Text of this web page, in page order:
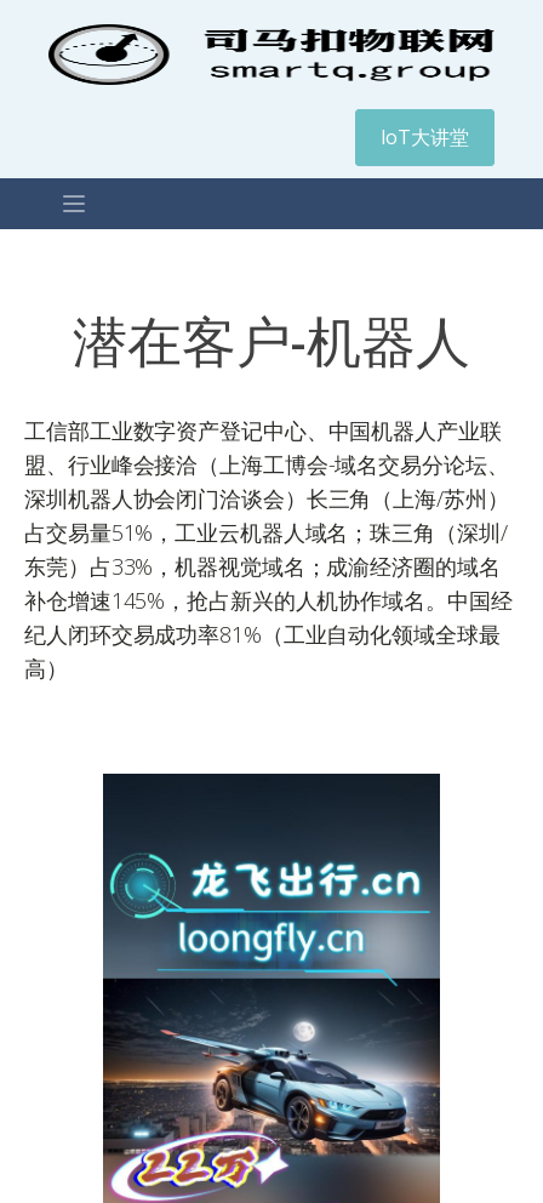
IoT大讲堂
潜在客户-机器人
工信部工业数字资产登记中心、中国机器人产业联
盟、行业峰会接洽（上海工博会-域名交易分论坛、
深圳机器人协会闭门洽谈会）长三角（上海/苏州）
占交易量51%，工业云机器人域名；珠三角（深圳/
东莞）占33%，机器视觉域名；成渝经济圈的域名
补仓增速145%，抢占新兴的人机协作域名。中国经
纪人闭环交易成功率81%（工业自动化领域全球最
高）